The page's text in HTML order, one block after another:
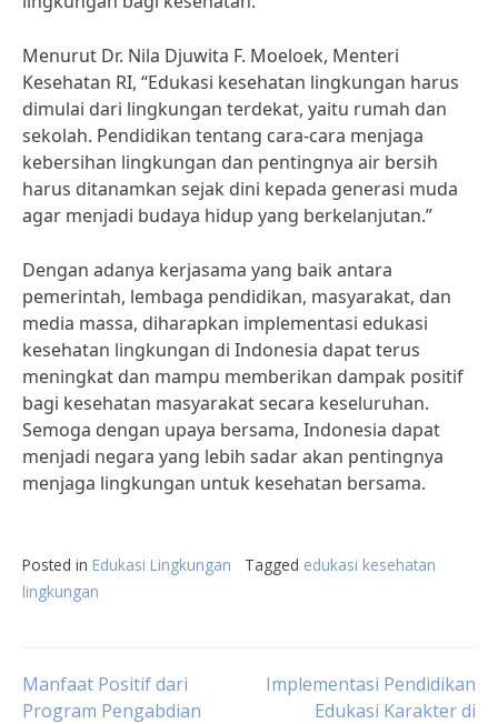
Menurut Dr. Nila Djuwita F. Moeloek, Menteri
Kesehatan RI, “Edukasi kesehatan lingkungan harus
dimulai dari lingkungan terdekat, yaitu rumah dan
sekolah. Pendidikan tentang cara-cara menjaga
kebersihan lingkungan dan pentingnya air bersih
harus ditanamkan sejak dini kepada generasi muda
agar menjadi budaya hidup yang berkelanjutan.”
Dengan adanya kerjasama yang baik antara
pemerintah, lembaga pendidikan, masyarakat, dan
media massa, diharapkan implementasi edukasi
kesehatan lingkungan di Indonesia dapat terus
meningkat dan mampu memberikan dampak positif
bagi kesehatan masyarakat secara keseluruhan.
Semoga dengan upaya bersama, Indonesia dapat
menjadi negara yang lebih sadar akan pentingnya
menjaga lingkungan untuk kesehatan bersama.
Posted in Edukasi Lingkungan Tagged edukasi kesehatan
lingkungan
Post
Manfaat Positif dari
Program Pengabdian
Implementasi Pendidikan
Edukasi Karakter di